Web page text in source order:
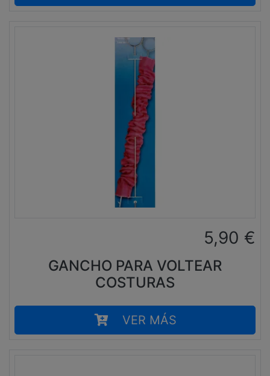
5,90 €
GANCHO PARA VOLTEAR
COSTURAS
VER MÁS